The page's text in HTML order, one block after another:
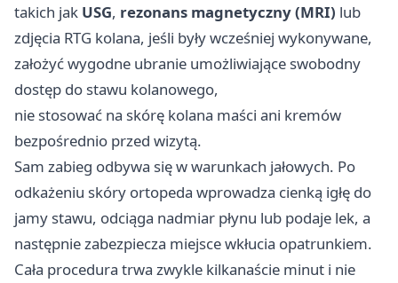
takich jak USG, rezonans magnetyczny (MRI) lub
zdjęcia RTG kolana, jeśli były wcześniej wykonywane,
założyć wygodne ubranie umożliwiające swobodny
dostęp do stawu kolanowego,
nie stosować na skórę kolana maści ani kremów
bezpośrednio przed wizytą.
Sam zabieg odbywa się w warunkach jałowych. Po
odkażeniu skóry ortopeda wprowadza cienką igłę do
jamy stawu, odciąga nadmiar płynu lub podaje lek, a
następnie zabezpiecza miejsce wkłucia opatrunkiem.
Cała procedura trwa zwykle kilkanaście minut i nie